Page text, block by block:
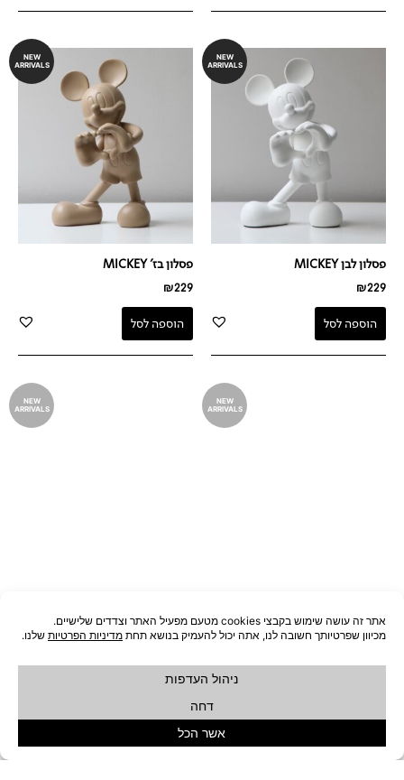
NEW
ARRIVALS
פסלון לבן MICKEY
₪229
הוספה לסל
NEW
ARRIVALS
פסלון בז' MICKEY
₪229
הוספה לסל
NEW
ARRIVALS
₪249
הוספה לסל
NEW
ARRIVALS
₪249
הוספה לסל
NEW
NEW